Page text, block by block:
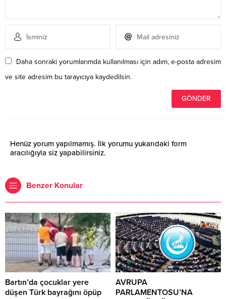
Daha sonraki yorumlarımda kullanılması için adım, e-posta adresim
ve site adresim bu tarayıcıya kaydedilsin.
Henüz yorum yapılmamış. İlk yorumu yukarıdaki form
aracılığıyla siz yapabilirsiniz.
Benzer Konular
Bartın’da çocuklar yere
düşen Türk bayrağını öpüp
AVRUPA
PARLAMENTOSU’NA